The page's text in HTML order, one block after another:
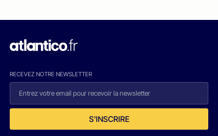
RECEVEZ NOTRE NEWSLETTER
S'INSCRIRE